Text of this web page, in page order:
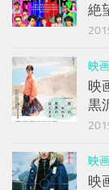
絶
映
映
黒
映
映